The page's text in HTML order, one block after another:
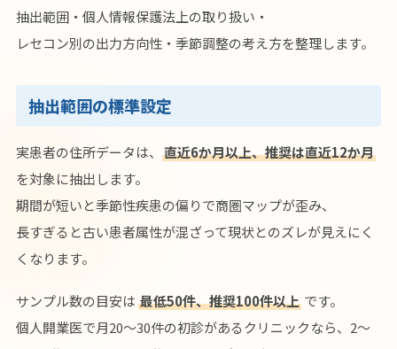
抽出範囲・個人情報保護法上の取り扱い・
レセコン別の出力方向性・季節調整の考え方を整理します。
抽出範囲の標準設定
実患者の住所データは、 直近6か月以上、推奨は直近12か月
を対象に抽出します。
期間が短いと季節性疾患の偏りで商圏マップが歪み、
長すぎると古い患者属性が混ざって現状とのズレが見えにく
くなります。
サンプル数の目安は 最低50件、推奨100件以上 です。
個人開業医で月20〜30件の初診があるクリニックなら、2〜